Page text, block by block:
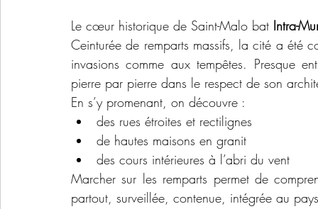
Le cœur historique de Saint-Malo bat Intra-
Ceinturée de remparts massifs, la cité a été
invasions comme aux tempêtes. Presque
pierre par pierre dans le respect de son
En s’y promenant, on découvre :
des rues étroites et rectilignes
de hautes maisons en granit
des cours intérieures à l’abri du vent
Marcher sur les remparts permet de
partout, surveillée, contenue, intégrée au